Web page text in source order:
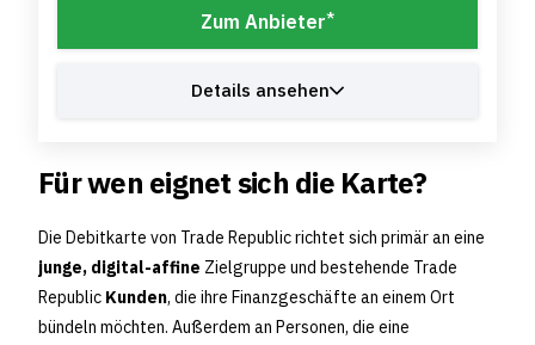
Zum Anbieter*
Details ansehen
Für wen eignet sich die Karte?
Die Debitkarte von Trade Republic richtet sich primär an eine
junge, digital-affine Zielgruppe und bestehende Trade
Republic Kunden, die ihre Finanzgeschäfte an einem Ort
bündeln möchten. Außerdem an Personen, die eine